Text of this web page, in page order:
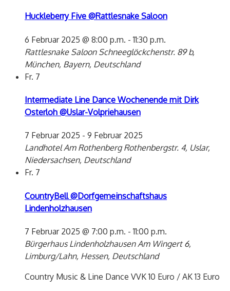
Huckleberry Five @Rattlesnake Saloon
6 Februar 2025 @ 8:00 p.m. -11:30 p.m.
Rattlesnake Saloon Schneeglöckchenstr. 89 b,
München, Bayern, Deutschland
Fr. 7
Intermediate Line Dance Wochenende mit Dirk
Osterloh @Uslar-Volpriehausen
7 Februar 2025 - 9 Februar 2025
Landhotel Am RothenbergRothenbergstr. 4, Uslar,
Niedersachsen, Deutschland
Fr. 7
CountryBell @Dorfgemeinschaftshaus
Lindenholzhausen
7 Februar 2025 @ 7:00 p.m. -11:00 p.m.
Bürgerhaus Lindenholzhausen Am Wingert 6,
Limburg/Lahn, Hessen, Deutschland
Country Music & Line Dance VVK 10 Euro / AK 13 Euro